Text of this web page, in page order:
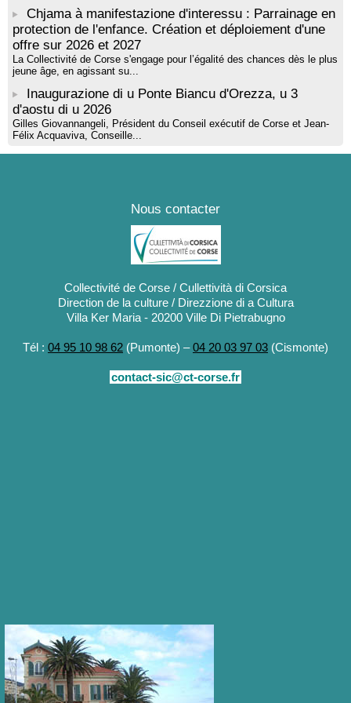
Chjama à manifestazione d'interessu : Parrainage en
protection de l'enfance. Création et déploiement d'une
offre sur 2026 et 2027
La Collectivité de Corse s'engage pour l’égalité des chances dès le plus
jeune âge, en agissant su...
Inaugurazione di u Ponte Biancu d'Orezza, u 3
d'aostu di u 2026
Gilles Giovannangeli, Président du Conseil exécutif de Corse et Jean-
Félix Acquaviva, Conseille...
Nous contacter
Collectivité de Corse / Cullettività di Corsica
Direction de la culture / Direzzione di a Cultura
Villa Ker Maria - 20200 Ville Di Pietrabugno
Tél : 04 95 10 98 62 (Pumonte) –04 20 03 97 03 (Cismonte)
contact-sic@ct-corse.fr